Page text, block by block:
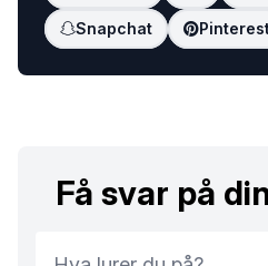
Snapchat
Få svar på